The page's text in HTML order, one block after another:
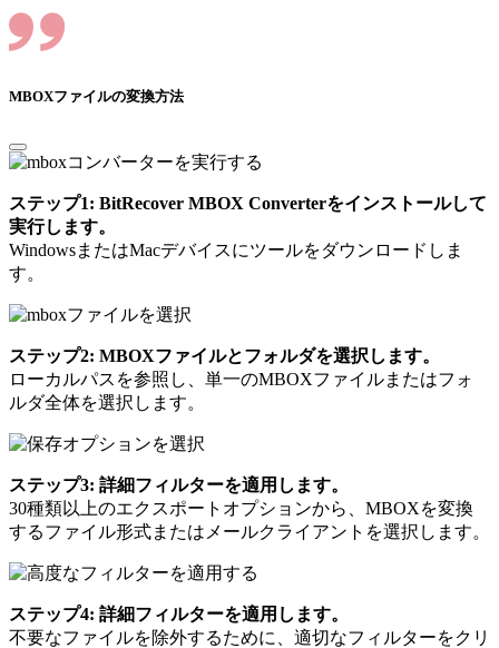
MBOXファイルの変換方法
ステップ1: BitRecover MBOX Converterをインストールして
実行します。
WindowsまたはMacデバイスにツールをダウンロードしま
す。
ステップ2: MBOXファイルとフォルダを選択します。
ローカルパスを参照し、単一のMBOXファイルまたはフォ
ルダ全体を選択します。
ステップ3: 詳細フィルターを適用します。
30種類以上のエクスポートオプションから、MBOXを変換
するファイル形式またはメールクライアントを選択します。
ステップ4: 詳細フィルターを適用します。
不要なファイルを除外するために、適切なフィルターをクリ